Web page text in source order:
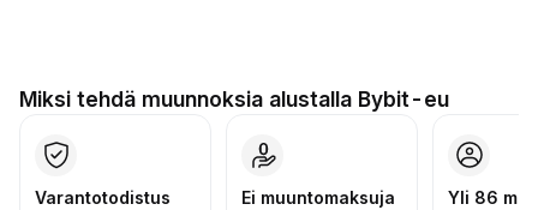
Miksi tehdä muunnoksia alustalla Bybit-eu
Varantotodistus Ei muuntomaksuja
Yli 86 milj.